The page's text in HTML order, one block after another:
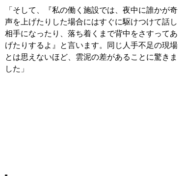
「そして、『私の働く施設では、夜中に誰かが奇
声を上げたりした場合にはすぐに駆けつけて話し
相手になったり、落ち着くまで背中をさすってあ
げたりするよ』と言います。同じ人手不足の現場
とは思えないほど、雲泥の差があることに驚きま
した」